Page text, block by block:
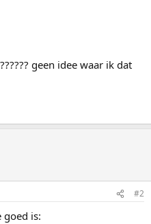
geen idee waar ik dat
#2
goed is: